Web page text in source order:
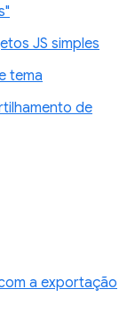
JS simples
tema
de
a exportação